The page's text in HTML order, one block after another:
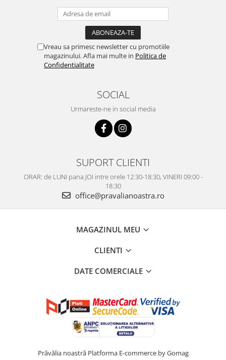
Vreau sa primesc newsletter cu promotiile
magazinului. Afla mai multe in Politica de
Confidentialitate
SOCIAL
Urmareste-ne in social media
SUPORT CLIENTI
ORAR: de LUNI pana JOI intre orele 12:30-18:30, VINERI 09:00 -
18:30
office@pravalianoastra.ro
MAGAZINUL MEU
CLIENTI
DATE COMERCIALE
Prăvălia noastră Platforma E-commerce by Gomag